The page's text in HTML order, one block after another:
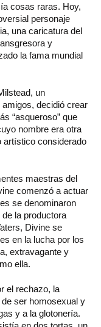
cosas raras. Hoy,
personaje
una caricatura del
y
la fama mundial
un
decidió crear
“asqueroso” que
nombre era otra
artístico considerado
maestras del
comenzó a actuar
se denominaron
la productora
Divine se
en la lucha por los
extravagante y
ella.
el rechazo, la
ser homosexual y
y a la glotonería.